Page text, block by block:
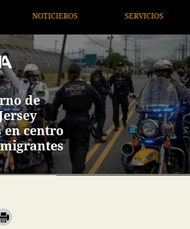
SERVICIOS
de
centro